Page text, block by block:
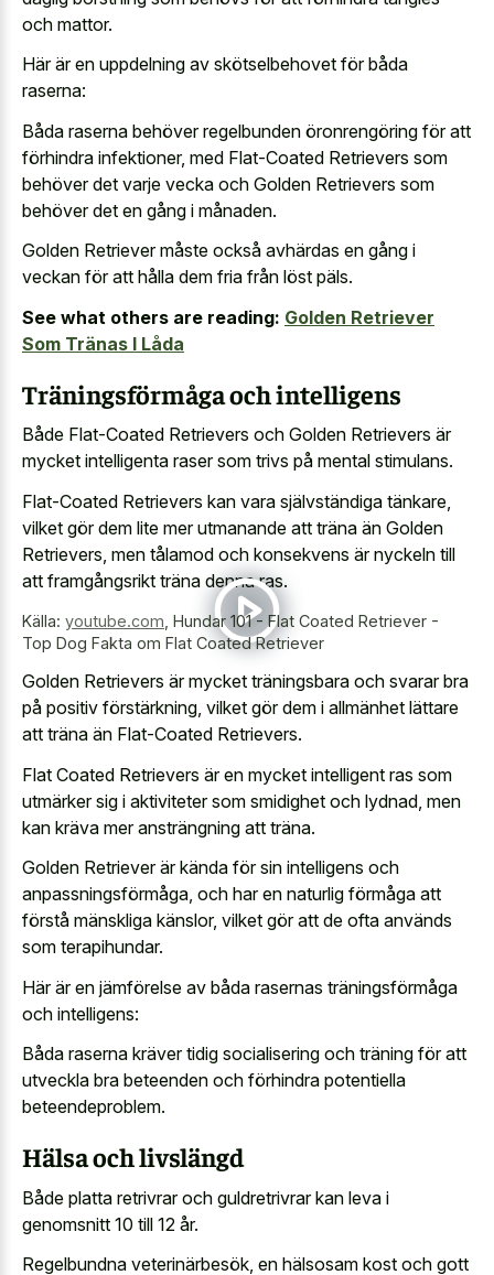
och mattor.
Här är en uppdelning av skötselbehovet för båda
raserna:
Båda raserna behöver regelbunden öronrengöring för att
förhindra infektioner, med Flat-Coated Retrievers som
behöver det varje vecka och Golden Retrievers som
behöver det en gång i månaden.
Golden Retriever måste också avhärdas en gång i
veckan för att hålla dem fria från löst päls.
See what others are reading: Golden Retriever
Som Tränas I Låda
Träningsförmåga och intelligens
Både Flat-Coated Retrievers och Golden Retrievers är
mycket intelligenta raser som trivs på mental stimulans.
Flat-Coated Retrievers kan vara självständiga tänkare,
vilket gör dem lite mer utmanande att träna än Golden
Retrievers, men tålamod och konsekvens är nyckeln till
att framgångsrikt träna denna ras.
Källa: youtube.com Hundar 101 - Flat Coated Retriever -
Top Dog Fakta om Flat Coated Retriever
Golden Retrievers är mycket träningsbara och svarar bra
på positiv förstärkning, vilket gör dem i allmänhet lättare
att träna än Flat-Coated Retrievers.
Flat Coated Retrievers är en mycket intelligent ras som
utmärker sig i aktiviteter som smidighet och lydnad, men
kan kräva mer ansträngning att träna.
Golden Retriever är kända för sin intelligens och
anpassningsförmåga, och har en naturlig förmåga att
förstå mänskliga känslor, vilket gör att de ofta används
som terapihundar.
Här är en jämförelse av båda rasernas träningsförmåga
och intelligens:
Båda raserna kräver tidig socialisering och träning för att
utveckla bra beteenden och förhindra potentiella
beteendeproblem.
Hälsa och livslängd
Både platta retrivrar och guldretrivrar kan leva i
genomsnitt 10 till 12 år.
Regelbundna veterinärbesök, en hälsosam kost och gott